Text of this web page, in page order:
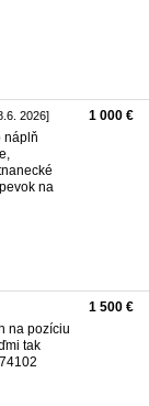
2026]
náplň
na
1 000 €
na pozíciu
tak
1 500 €